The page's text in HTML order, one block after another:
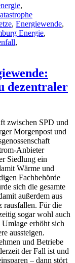
,
Schlagwörter
, Energiewende,
Energie,
,
dezentraler
zwischen SPD und
Morgenpost und
Anbieter
Siedlung ein
Wärme und
Fachbehörde
sich die gesamte
außerdem aus
rausfallen. Für die
sogar wohl auch
erhöht sich
aussteigen.
und Betriebe
der Fall ist und
– dann stört